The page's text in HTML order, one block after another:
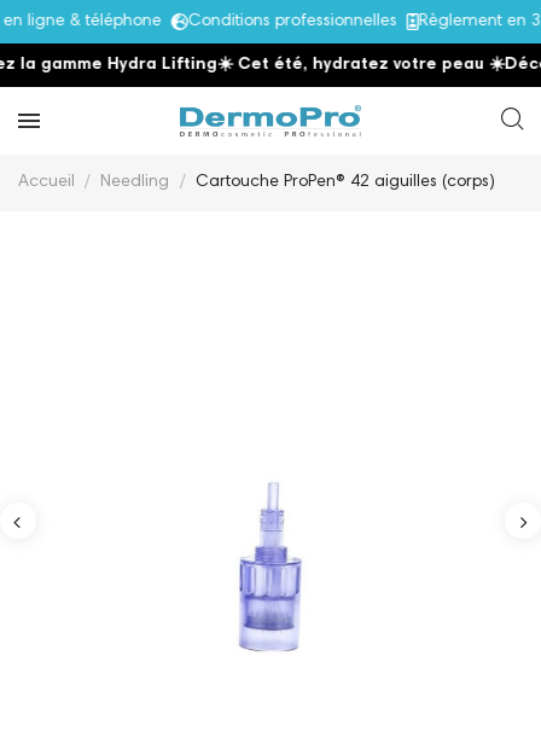
ligne & téléphone Conditions professionnelles Règlement en
la gamme Hydra Lifting☀️ Cet été, hydratez votre peau ☀️
Accueil Needling Cartouche ProPen® 42 aiguilles (corps)